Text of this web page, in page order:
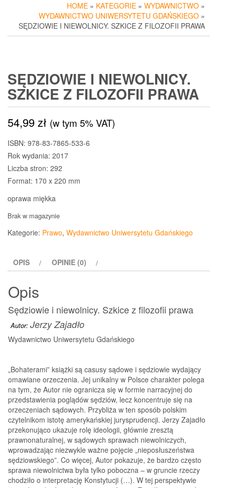
HOME » KATEGORIE » WYDAWNICTWO »
WYDAWNICTWO UNIWERSYTETU GDAŃSKIEGO »
SĘDZIOWIE I NIEWOLNICY. SZKICE Z FILOZOFII PRAWA
SĘDZIOWIE I NIEWOLNICY.
SZKICE Z FILOZOFII PRAWA
54,99zł (w tym 5% VAT)
ISBN: 978-83-7865-533-6
Rok wydania: 2017
Liczba stron: 292
Format: 170 x 220 mm
oprawa miękka
Brak w magazynie
Kategorie: Prawo, Wydawnictwo Uniwersytetu Gdańskiego
OPIS OPINIE (0)
Opis
Sędziowie i niewolnicy. Szkice z filozofii prawa
Autor: Jerzy Zajadło
Wydawnictwo Uniwersytetu Gdańskiego
„Bohaterami” książki są casusy sądowe i sędziowie wydający
omawiane orzeczenia. Jej unikalny w Polsce charakter polega
na tym, że Autor nie ogranicza się w formie narracyjnej do
przedstawienia poglądów sędziów, lecz koncentruje się na
orzeczeniach sądowych. Przybliża w ten sposób polskim
czytelnikom istotę amerykańskiej jurysprudencji. Jerzy Zajadło
przekonująco ukazuje rolę ideologii, głównie zresztą
prawnonaturalnej, w sądowych sprawach niewolniczych,
wprowadzając niezwykle ważne pojęcie „nieposłuszeństwa
sędziowskiego”. Co więcej, Autor pokazuje, że bardzo często
sprawa niewolnictwa była tylko poboczna – w gruncie rzeczy
chodziło o interpretację Konstytucji (…). W tej perspektywie